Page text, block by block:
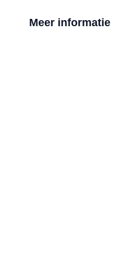
Meer informatie